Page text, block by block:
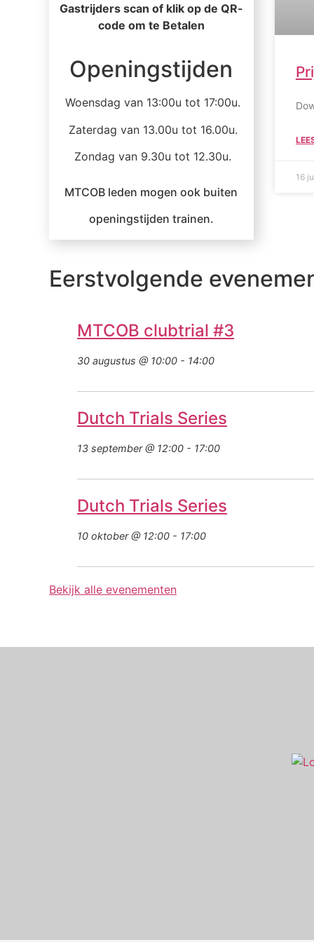
Gastrijders scan of klik op de QR-
code om te Betalen
Openingstijden
Woensdag van 13:00u tot 17:00u.
Zaterdag van 13.00u tot 16.00u.
Zondag van 9.30u tot 12.30u.
MTCOB leden mogen ook buiten
openingstijden trainen.
16
Eerstvolgende
MTCOB clubtrial #3
30 augustus @ 10:00 - 14:00
Dutch Trials Series
13 september @ 12:00 - 17:00
Dutch Trials Series
10 oktober @ 12:00 - 17:00
Bekijk alle evenementen